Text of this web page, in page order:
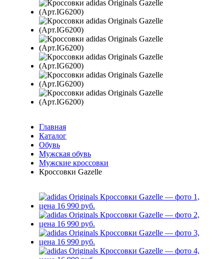
Главная
Каталог
Обувь
Мужская обувь
Мужские кроссовки
Кроссовки Gazelle